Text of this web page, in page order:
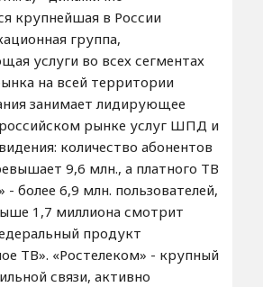
крупнейшая в России
группа,
услуги во всех сегментах
на всей территории
занимает лидирующее
рынке услуг ШПД и
количество абонентов
9,6 млн., а платного ТВ
- более 6,9 млн. пользователей,
1,7 миллиона смотрит
продукт
ТВ». «Ростелеком» - крупный
связи, активно